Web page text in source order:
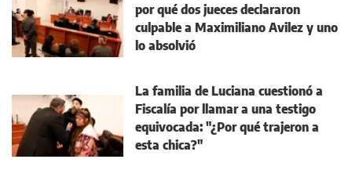
por qué dos jueces declararon
culpable a Maximiliano Avilez y uno
lo absolvió
La familia de Luciana cuestionó a
Fiscalía por llamar a una testigo
equivocada: "¿Por qué trajeron a
esta chica?"